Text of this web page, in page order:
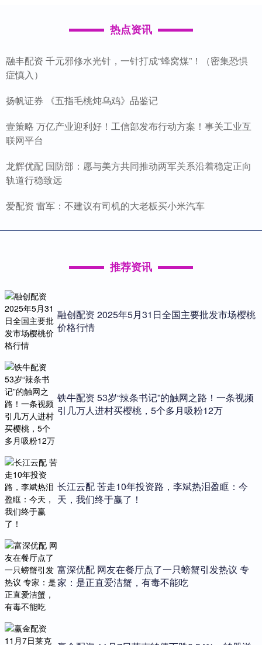
热点资讯
融丰配资 千元邪修水光针，一针打成“蜂窝煤”！（密集恐惧
症慎入）
扬帆证券 《五指毛桃炖乌鸡》品鉴记
壹策略 万亿产业迎利好！工信部发布行动方案！事关工业互
联网平台
龙辉优配 国防部：愿与美方共同推动两军关系沿着稳定正向
轨道行稳致远
爱配资 雷军：不建议有司机的大老板买小米汽车
推荐资讯
融创配资 2025年5月31日全国主要批发市场樱桃
价格行情
铁牛配资 53岁“辣条书记”的触网之路！一条视频
引几万人进村买樱桃，5个多月吸粉12万
长江云配 苦走10年投资路，李斌热泪盈眶：今
天，我们终于赢了！
富深优配 网友在餐厅点了一只螃蟹引发热议 专
家：是正直爱洁蟹，有毒不能吃